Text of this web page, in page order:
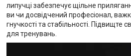
липучці забезпечує щільне
ви чи досвідчений професіонал,
гнучкості та стабільності.
для тренувань.